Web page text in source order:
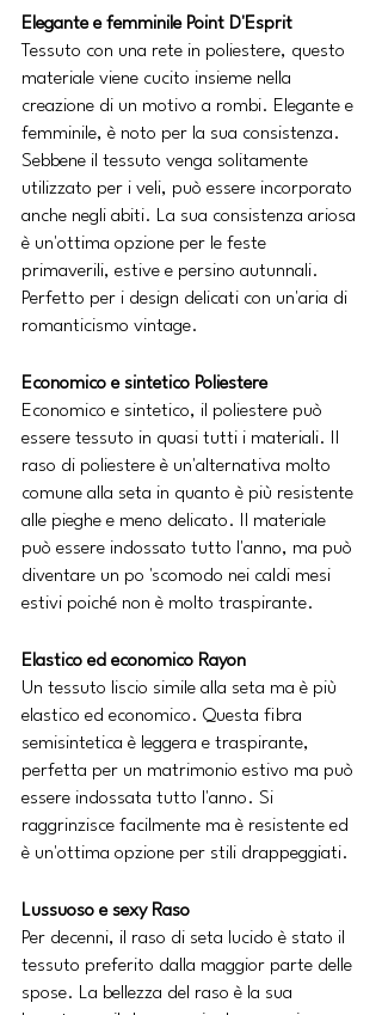
Elegante e femminile Point D'Esprit
Tessuto con una rete in poliestere, questo
materiale viene cucito insieme nella
creazione di un motivo a rombi. Elegante e
femminile, è noto per la sua consistenza.
Sebbene il tessuto venga solitamente
utilizzato per i veli, può essere incorporato
anche negli abiti. La sua consistenza ariosa
è un'ottima opzione per le feste
primaverili, estive e persino autunnali.
Perfetto per i design delicati con un'aria di
romanticismo vintage.
Economico e sintetico Poliestere
Economico e sintetico, il poliestere può
essere tessuto in quasi tutti i materiali. Il
raso di poliestere è un'alternativa molto
comune alla seta in quanto è più resistente
alle pieghe e meno delicato. Il materiale
può essere indossato tutto l'anno, ma può
diventare un po 'scomodo nei caldi mesi
estivi poiché non è molto traspirante.
Elastico ed economico Rayon
Un tessuto liscio simile alla seta ma è più
elastico ed economico. Questa fibra
semisintetica è leggera e traspirante,
perfetta per un matrimonio estivo ma può
essere indossata tutto l'anno. Si
raggrinzisce facilmente ma è resistente ed
è un'ottima opzione per stili drappeggiati.
Lussuoso e sexy Raso
Per decenni, il raso di seta lucido è stato il
tessuto preferito dalla maggior parte delle
spose. La bellezza del raso è la sua